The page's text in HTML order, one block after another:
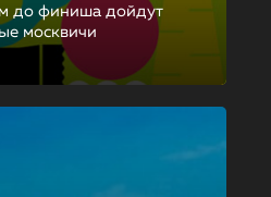
до финиша дойдут
москвичи